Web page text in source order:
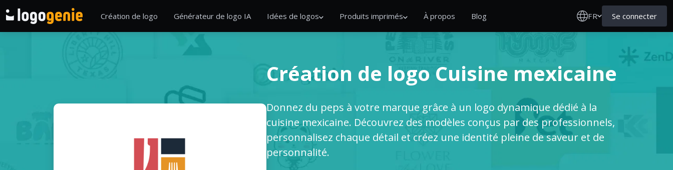
Création de logo Générateur de logo IA Idées de logos Produits imprimés À propos Blog FR Se connecter
Création de logo Cuisine mexicaine
Donnez du peps à votre marque grâce à un logo dynamique dédié à la
cuisine mexicaine. Découvrez des modèles conçus par des professionnels,
personnalisez chaque détail et créez une identité pleine de saveur et de
personnalité.